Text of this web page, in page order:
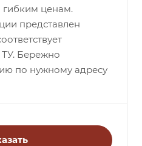
гибким ценам.
представлен
Бережно
по нужному адресу